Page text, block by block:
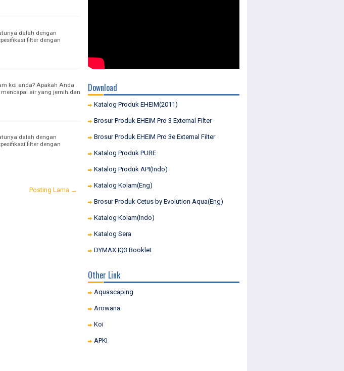
dalah dengan
filter dengan
koi anda? Apakah Anda
air yang jernih dan
dalah dengan
filter dengan
Posting Lama →
Download
Katalog Produk EHEIM(2011)
Brosur Produk EHEIM Pro 3 External Filter
Brosur Produk EHEIM Pro 3e External Filter
Katalog Produk PURE
Katalog Produk API(Indo)
Katalog Kolam(Eng)
Brosur Produk Cetus by Evolution Aqua(Eng)
Katalog Kolam(Indo)
Katalog Sera
DYMAX IQ3 Booklet
Other Link
Aquascaping
Arowana
Koi
APKI